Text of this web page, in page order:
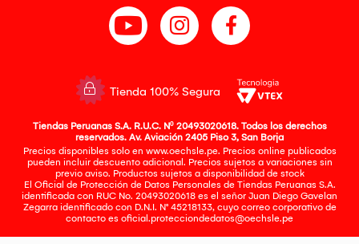
Tienda 100% Segura
Tiendas Peruanas S.A. R.U.C. Nº 20493020618. Todos los derechos
reservados. Av. Aviación 2405 Piso 3, San Borja
Precios disponibles solo en www.oechsle.pe. Precios online publicados
pueden incluir descuento adicional. Precios sujetos a variaciones sin
previo aviso. Productos sujetos a disponibilidad de stock
El Oficial de Protección de Datos Personales de Tiendas Peruanas S.A.
identificada con RUC No. 20493020618 es el señor Juan Diego Gavelan
Zegarra identificado con D.N.I. N° 45218133, cuyo correo corporativo de
contacto es oficial.protecciondedatos@oechsle.pe